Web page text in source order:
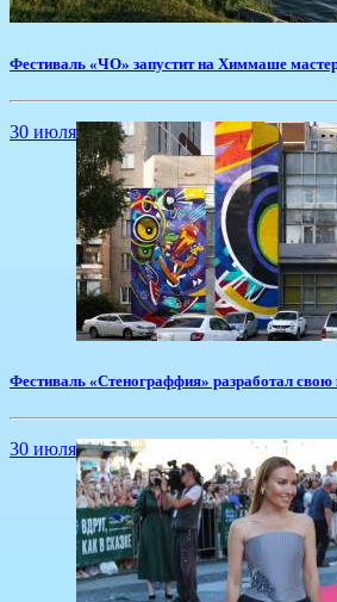
Фестиваль «ЧО» запустит на Химмаше
30 июля
Фестиваль «Стенограффия» разработал
30 июля